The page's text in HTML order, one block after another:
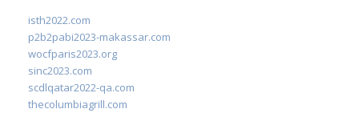
isth2022.com
p2b2pabi2023-makassar.com
wocfparis2023.org
sinc2023.com
scdlqatar2022-qa.com
thecolumbiagrill.com